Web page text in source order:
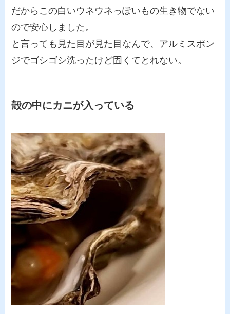
だからこの白いウネウネっぽいもの生き物でない
ので安心しました。
と言っても見た目が見た目なんで、アルミスポン
ジでゴシゴシ洗ったけど固くてとれない。
殻の中にカニが入っている